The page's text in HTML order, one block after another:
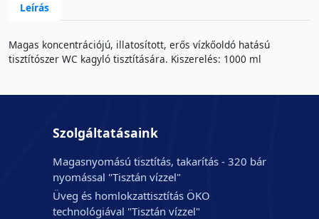
Leírás
Magas koncentrációjú, illatosított, erős vízkőoldó hatású
tisztítószer WC kagyló tisztítására. Kiszerelés: 1000 ml
Szolgáltatásaink
Magasnyomású tisztítás, takarítás - 320 bár
nyomással "Tisztán vízzel"
Üveg és homlokzattisztítás ÖKO
technológiával "Tisztán vízzel"